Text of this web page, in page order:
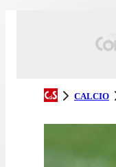
CALCIO